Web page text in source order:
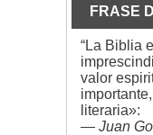
FRASE
“La Biblia
valor
literaria»:
— Juan